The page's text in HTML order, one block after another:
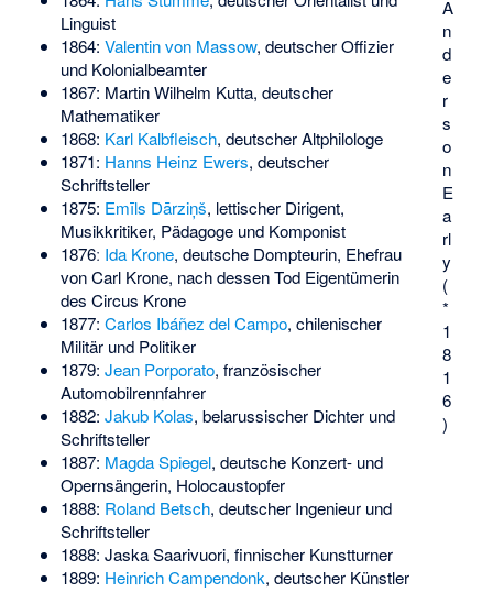
A
n
d
e
r
s
o
n
E
a
rl
y
(
*
1
8
1
6
)
Linguist
1864: Valentin von Massow, deutscher Offizier
und Kolonialbeamter
1867: Martin Wilhelm Kutta, deutscher
Mathematiker
1868: Karl Kalbfleisch, deutscher Altphilologe
1871: Hanns Heinz Ewers, deutscher
Schriftsteller
1875: Emīls Dārziņš, lettischer Dirigent,
Musikkritiker, Pädagoge und Komponist
1876ː Ida Krone, deutsche Dompteurin, Ehefrau
von Carl Krone, nach dessen Tod Eigentümerin
des Circus Krone
1877: Carlos Ibáñez del Campo, chilenischer
Militär und Politiker
1879: Jean Porporato, französischer
Automobilrennfahrer
1882: Jakub Kolas, belarussischer Dichter und
Schriftsteller
1887: Magda Spiegel, deutsche Konzert- und
Opernsängerin, Holocaustopfer
1888: Roland Betsch, deutscher Ingenieur und
Schriftsteller
1888: Jaska Saarivuori, finnischer Kunstturner
1889: Heinrich Campendonk, deutscher Künstler